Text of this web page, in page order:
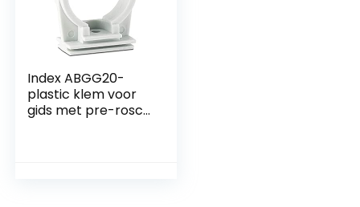
Index ABGG20-
plastic klem voor
gids met pre-rosca